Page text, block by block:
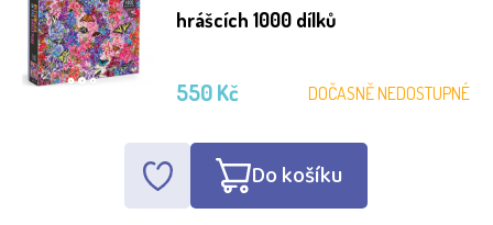
hrášcích 1000 dílků
DOČASNĚ NEDOSTUPNÉ
550 Kč
Do košíku